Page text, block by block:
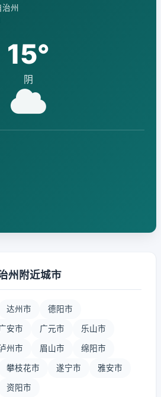
州
15°
阴
州附近城市
达州市 德阳市
安市 广元市 乐山市
州市 眉山市 绵阳市
攀枝花市 遂宁市 雅安市
资阳市